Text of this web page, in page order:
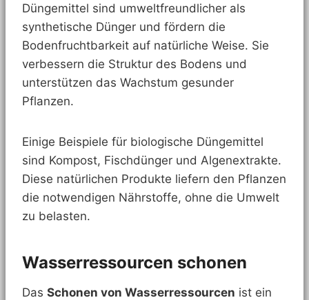
Düngemittel sind umweltfreundlicher als
synthetische Dünger und fördern die
Bodenfruchtbarkeit auf natürliche Weise. Sie
verbessern die Struktur des Bodens und
unterstützen das Wachstum gesunder
Pflanzen.
Einige Beispiele für biologische Düngemittel
sind Kompost, Fischdünger und Algenextrakte.
Diese natürlichen Produkte liefern den Pflanzen
die notwendigen Nährstoffe, ohne die Umwelt
zu belasten.
Wasserressourcen schonen
Das Schonen von Wasserressourcen ist ein